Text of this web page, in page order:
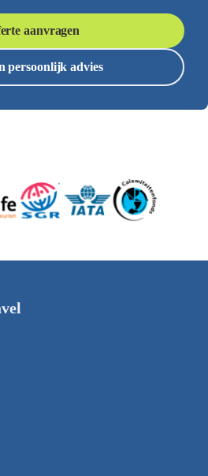
aanvragen
persoonlijk advies